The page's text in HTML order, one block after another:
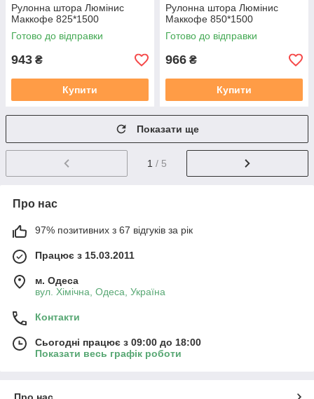
Рулонна штора Люмінис
Маккофе 825*1500
Готово до відправки
943 ₴
Купити
Рулонна штора Люмінис
Маккофе 850*1500
Готово до відправки
966 ₴
Купити
Показати ще
1 / 5
Про нас
97% позитивних з 67 відгуків за рік
Працює з 15.03.2011
м. Одеса
вул. Хiмiчна, Одеса, Україна
Контакти
Сьогодні працює з 09:00 до 18:00
Показати весь графік роботи